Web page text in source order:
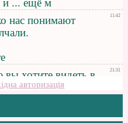
авторизація